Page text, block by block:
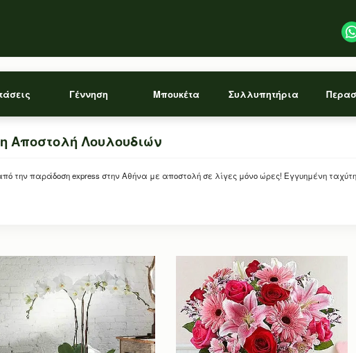
Γέννηση Μπουκέτα Συλλυπητήρια
Αποστολή Λουλουδιών
την παράδοση express στην Αθήνα με αποστολή σε λίγες μόνο ώρες! Εγγυημένη